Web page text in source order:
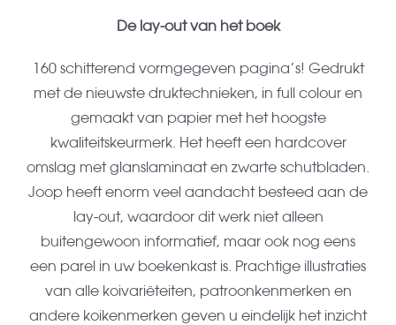
De lay-out van het boek
160 schitterend vormgegeven pagina’s! Gedrukt
met de nieuwste druktechnieken, in full colour en
gemaakt van papier met het hoogste
kwaliteitskeurmerk. Het heeft een hardcover
omslag met glanslaminaat en zwarte schutbladen.
Joop heeft enorm veel aandacht besteed aan de
lay-out, waardoor dit werk niet alleen
buitengewoon informatief, maar ook nog eens
een parel in uw boekenkast is. Prachtige illustraties
van alle koivariëteiten, patroonkenmerken en
andere koikenmerken geven u eindelijk het inzicht